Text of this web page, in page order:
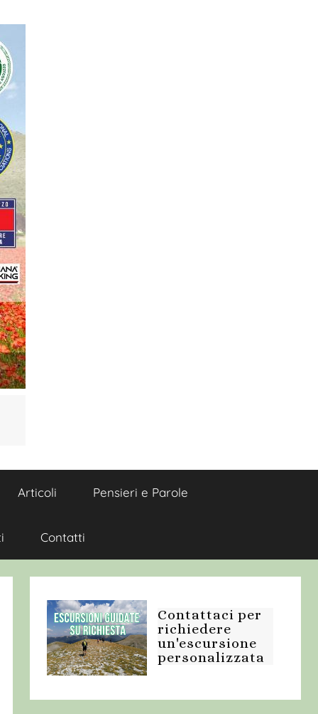
Articoli Pensieri e Parole
Contatti
Contattaci per
richiedere
un'escursione
personalizzata